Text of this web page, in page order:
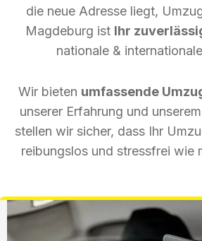
die neue Adresse liegt,
Magdeburg ist Ihr
nationale &
Wir bieten umfassende
unserer Erfahrung und
stellen wir sicher, dass Ihr
reibungslos und stressfrei wie